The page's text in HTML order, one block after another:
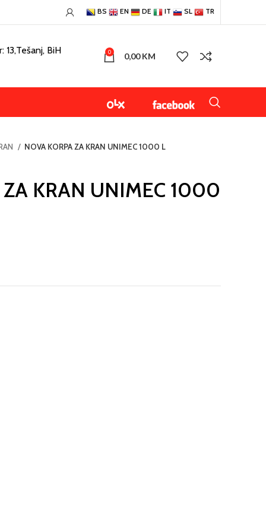
BS EN DE IT SL TR
13,Tešanj, BiH 0 0,00KM
NOVA KORPA ZA KRAN UNIMEC 1000 L
ZA KRAN UNIMEC 1000